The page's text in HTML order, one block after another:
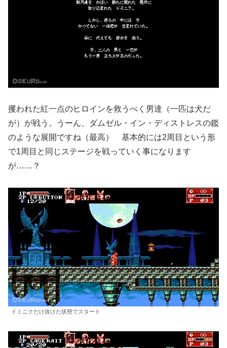
攫われた紅一点のヒロインを救うべく男達（一匹は犬だ
が）が戦う。うーん、ダムゼル・イン・ディストレスの鑑
のような展開ですね（最高） 基本的には2周目という形
で1周目と同じステージを戦っていく事になります
が……？
ドミニクだけ抜けた状態でスタート